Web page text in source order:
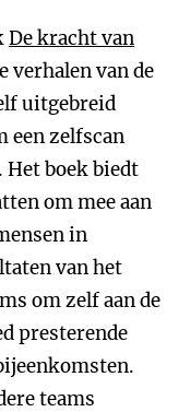
De kracht van
verhalen van de
uitgebreid
een zelfscan
Het boek biedt
om mee aan
in
van het
om zelf aan de
presterende
teams